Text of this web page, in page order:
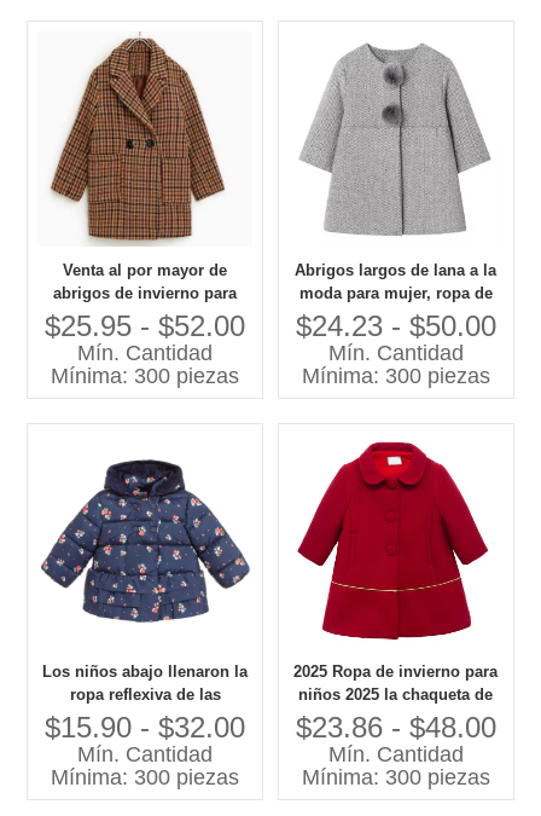
Venta al por mayor de
abrigos de invierno para
adolescentes, ropa de lana
larga de estilo moderno con
cierre de un solo pecho
$25.95 - $52.00
Mín. Cantidad
Mínima: 300 piezas
Abrigos largos de lana a la
moda para mujer, ropa de
abrigo para niñas y niños,
30 años, fábrica de ropa
para niños de alta calidad
$24.23 - $50.00
Mín. Cantidad
Mínima: 300 piezas
Los niños abajo llenaron la
ropa reflexiva de las
chaquetas del invierno del
abrigo de invierno de China
$15.90 - $32.00
Mín. Cantidad
Mínima: 300 piezas
2025 Ropa de invierno para
niños 2025 la chaqueta de
lana clásica 2025
$23.86 - $48.00
Mín. Cantidad
Mínima: 300 piezas